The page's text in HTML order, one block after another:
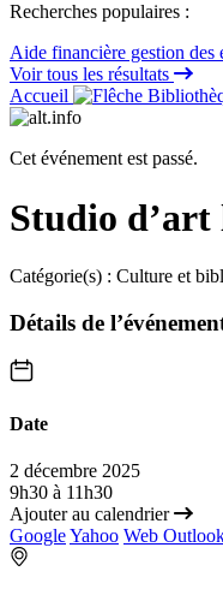
Recherches populaires :
Aide financière gestion des
Voir tous les résultats
Accueil
Cet événement est passé.
Studio
Catégorie(s) : Culture et
Détails de
Date
2 décembre 2025
9h30 à 11h30
Ajouter au calendrier
GoogleYahoo Web